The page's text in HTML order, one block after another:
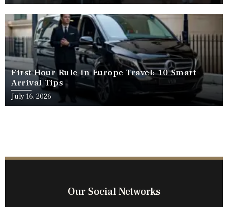
First Hour Rule in Europe Travel: 10 Smart
Arrival Tips
July 16, 2026
Our Social Networks